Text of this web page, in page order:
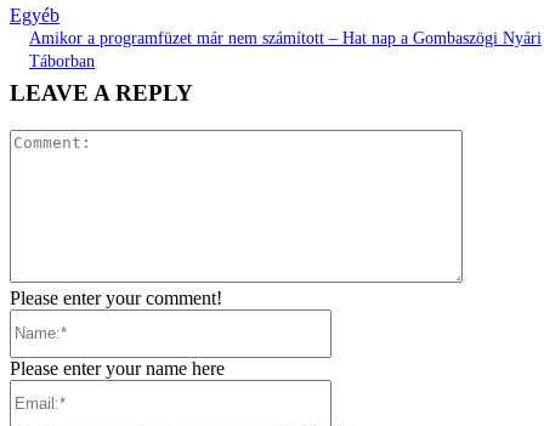
Egyéb
Amikor a programfüzet már nem számított – Hat nap a Gombaszögi Nyári
Táborban
LEAVE A REPLY
Please enter your comment!
Please enter your name here